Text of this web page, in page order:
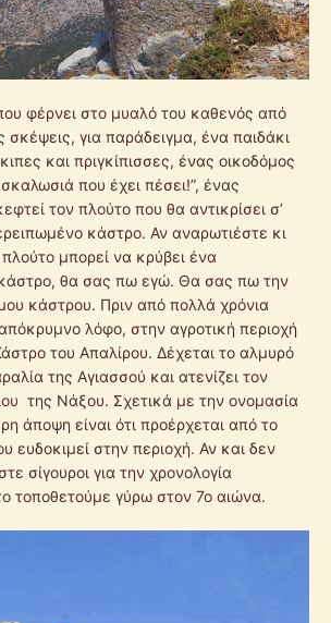
φέρνει στο μυαλό του καθενός από
σκέψεις, για παράδειγμα, ένα παιδάκι
και πριγκίπισσες, ένας οικοδόμος
που έχει πέσει!”, ένας
τον πλούτο που θα αντικρίσει σ’
κάστρο. Αν αναρωτιέστε κι
μπορεί να κρύβει ένα
κάστρο, θα σας πω εγώ. Θα σας πω την
κάστρου. Πριν από πολλά χρόνια
λόφο, στην αγροτική περιοχή
του Απαλίρου. Δέχεται το αλμυρό
της Αγιασσού και ατενίζει τον
της Νάξου. Σχετικά με την ονομασία
άποψη είναι ότι προέρχεται από το
ευδοκιμεί στην περιοχή. Αν και δεν
σίγουροι για την χρονολογία
τοποθετούμε γύρω στον 7ο αιώνα.